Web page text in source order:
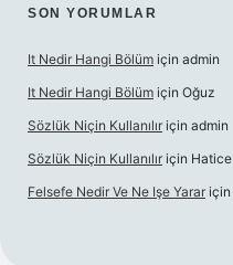
SON YORUMLAR
It Nedir Hangi Bölüm için admin
It Nedir Hangi Bölüm için Oğuz
Sözlük Niçin Kullanılır için admin
Sözlük Niçin Kullanılır için Hatice
Felsefe Nedir Ve Ne Işe Yarar için